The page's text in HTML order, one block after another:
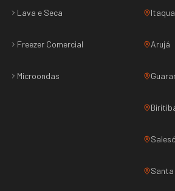
Lava e Seca
Freezer Comercial
Microondas
Arujá
Santa